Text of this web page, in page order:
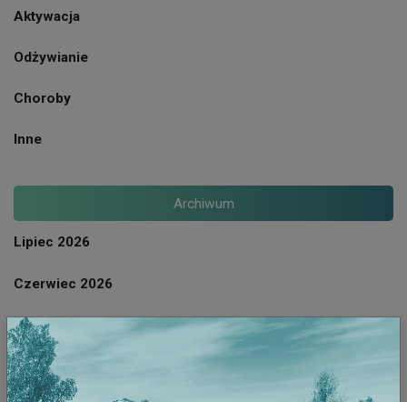
Aktywacja
Odżywianie
Choroby
Inne
Archiwum
Lipiec 2026
Czerwiec 2026
Maj 2026
Kwiecien 2026